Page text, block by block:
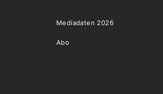
Mediadaten 2026
Abo